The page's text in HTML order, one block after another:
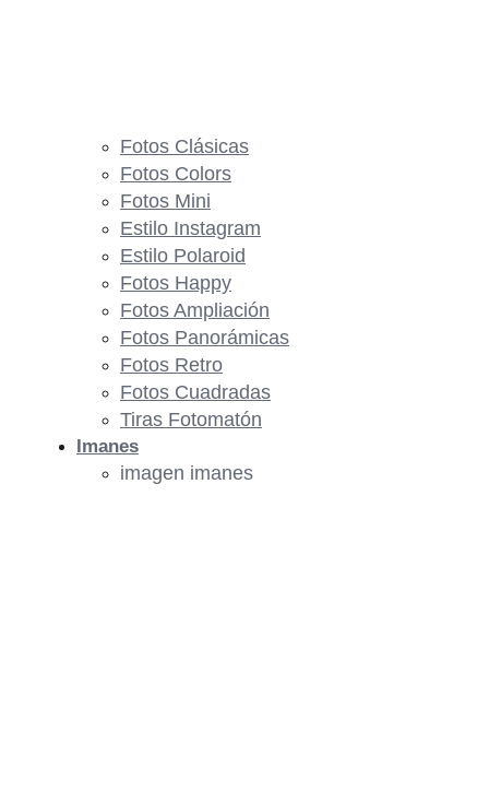
Fotos Clásicas
Fotos Colors
Fotos Mini
Estilo Instagram
Estilo Polaroid
Fotos Happy
Fotos Ampliación
Fotos Panorámicas
Fotos Retro
Fotos Cuadradas
Tiras Fotomatón
Imanes
imagen imanes